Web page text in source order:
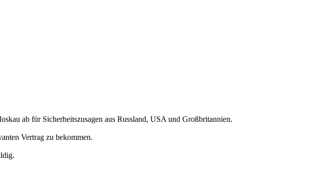
ab für Sicherheitszusagen aus Russland, USA und Großbritannien.
Vertrag zu bekommen.